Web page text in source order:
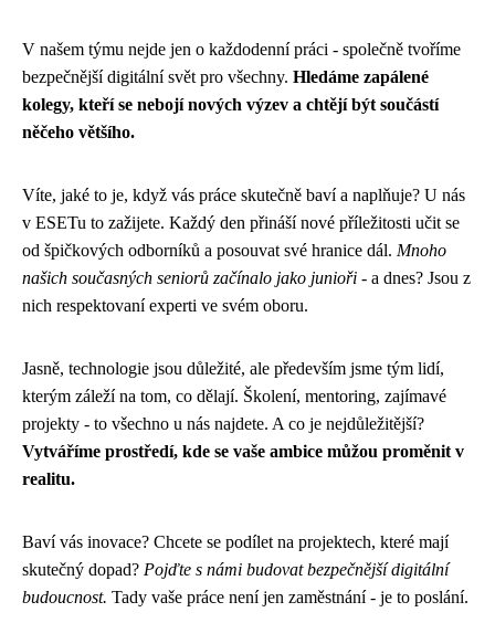
V našem týmu nejde jen o každodenní práci - společně tvoříme
bezpečnější digitální svět pro všechny. Hledáme zapálené
kolegy, kteří se nebojí nových výzev a chtějí být součástí
něčeho většího.
Víte, jaké to je, když vás práce skutečně baví a naplňuje? U nás
v ESETu to zažijete. Každý den přináší nové příležitosti učit se
od špičkových odborníků a posouvat své hranice dál. Mnoho
našich současných seniorů začínalo jako junioři - a dnes? Jsou z
nich respektovaní experti ve svém oboru.
Jasně, technologie jsou důležité, ale především jsme tým lidí,
kterým záleží na tom, co dělají. Školení, mentoring, zajímavé
projekty - to všechno u nás najdete. A co je nejdůležitější?
Vytváříme prostředí, kde se vaše ambice můžou proměnit v
realitu.
Baví vás inovace? Chcete se podílet na projektech, které mají
skutečný dopad? Pojďte s námi budovat bezpečnější digitální
budoucnost. Tady vaše práce není jen zaměstnání - je to poslání.